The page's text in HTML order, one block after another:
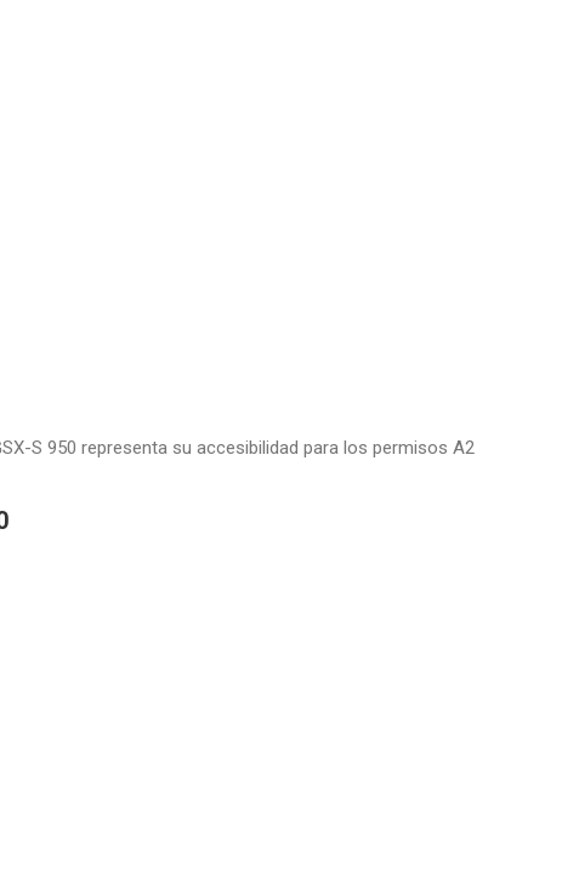
S 950 representa su accesibilidad para los permisos A2